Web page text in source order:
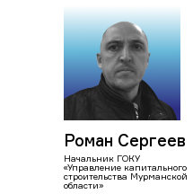
Роман Сергеев
Начальник ГОКУ
«Управление капитального
строительства Мурманской
области»